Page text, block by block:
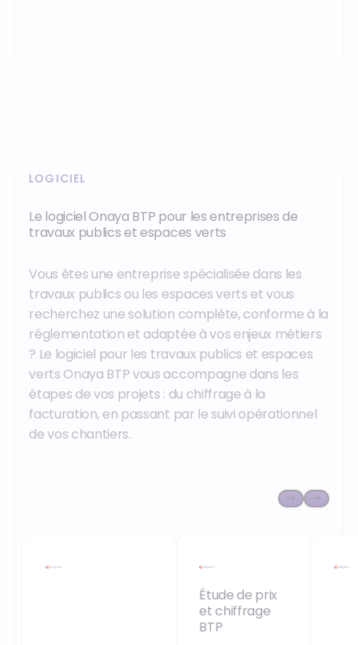
LOGICIEL
Le logiciel Onaya BTP pour les entreprises de
travaux publics et espaces verts
Vous êtes une entreprise spécialisée dans les
travaux publics ou les espaces verts et vous
recherchez une solution complète, conforme à la
réglementation et adaptée à vos enjeux métiers
? Le logiciel pour les travaux publics et espaces
verts Onaya BTP vous accompagne dans les
étapes de vos projets : du chiffrage à la
facturation, en passant par le suivi opérationnel
de vos chantiers.
Étude de prix
et chiffrage
BTP